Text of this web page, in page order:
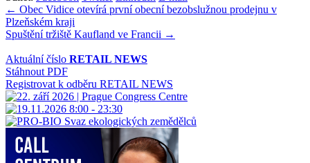
Navigace
pro
← Obec Vidice otevírá první obecní bezobslužnou prodejnu v
Plzeňském kraji
Spuštění tržiště Kaufland ve Francii →
Aktuální číslo RETAIL NEWS
Stáhnout PDF
Registrovat k odběru RETAIL NEWS